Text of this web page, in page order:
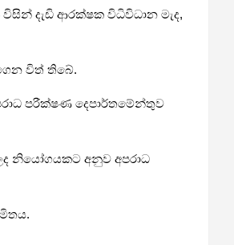
දැඩි ආරක්ෂක විධිවිධාන මැද,
විත් තිබේ.
පරීක්ෂණ දෙපාර්තමේන්තුව
නියෝගයකට අනුව අපරාධ